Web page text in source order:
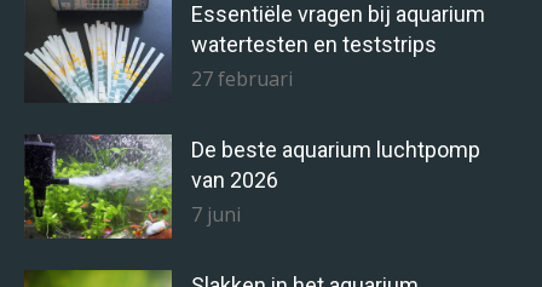
Essentiële vragen bij aquarium
watertesten en teststrips
27 februari
De beste aquarium luchtpomp
van 2026
7 juni